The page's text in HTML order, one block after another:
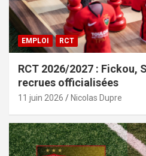
EMPLOI RCT
RCT 2026/2027 : Fickou,
recrues officialisées
11 juin 2026 Nicolas Dupre